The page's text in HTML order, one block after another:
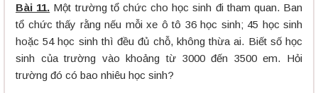
Bài 11. Một trường tổ chức cho học sinh đi tham quan. Ban
tổ chức thấy rằng nếu mỗi xe ô tô 36 học sinh; 45 học sinh
hoặc 54 học sinh thì đều đủ chỗ, không thừa ai. Biết số học
sinh của trường vào khoảng từ 3000 đến 3500 em. Hỏi
trường đó có bao nhiêu học sinh?